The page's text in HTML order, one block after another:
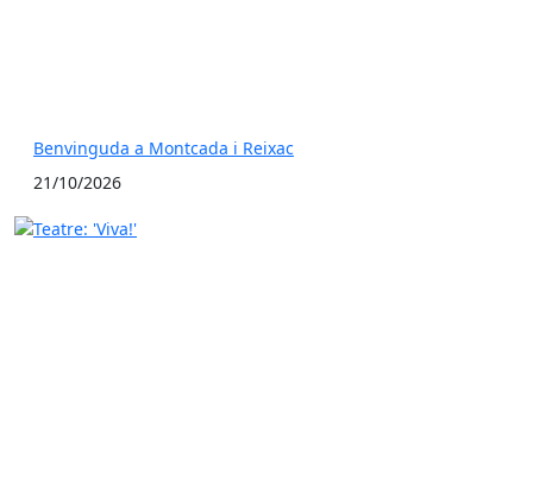
Benvinguda a Montcada i Reixac
21/10/2026